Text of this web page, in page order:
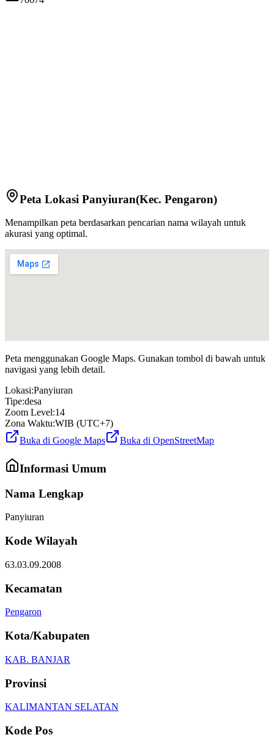
Peta Lokasi Panyiuran(Kec. Pengaron)
Menampilkan peta berdasarkan pencarian nama wilayah untuk
akurasi yang optimal.
Peta menggunakan Google Maps. Gunakan tombol di bawah untuk
navigasi yang lebih detail.
Lokasi:Panyiuran
Tipe:desa
Zoom Level:14
Zona Waktu:WIB (UTC+7)
Buka di Google Maps
Buka di OpenStreetMap
Informasi Umum
Nama Lengkap
Panyiuran
Kode Wilayah
63.03.09.2008
Kecamatan
Pengaron
Kota/Kabupaten
KAB. BANJAR
Provinsi
KALIMANTAN SELATAN
Kode Pos